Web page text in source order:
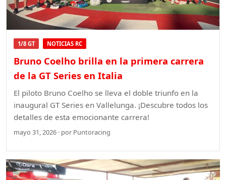
1/8 GT NOTICIAS RC
Bruno Coelho brilla en la primera carrera
de la GT Series en Italia
El piloto Bruno Coelho se lleva el doble triunfo en la
inaugural GT Series en Vallelunga. ¡Descubre todos los
detalles de esta emocionante carrera!
mayo 31, 2026 · por Puntoracing